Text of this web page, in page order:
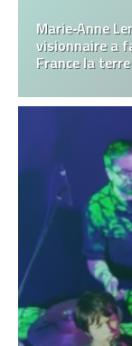
Marie‑Anne
visionnaire a
France la